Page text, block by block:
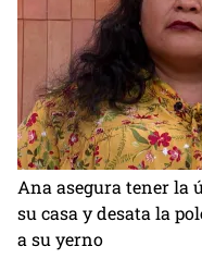
Ana asegura tener la
su casa y desata la
a su yerno